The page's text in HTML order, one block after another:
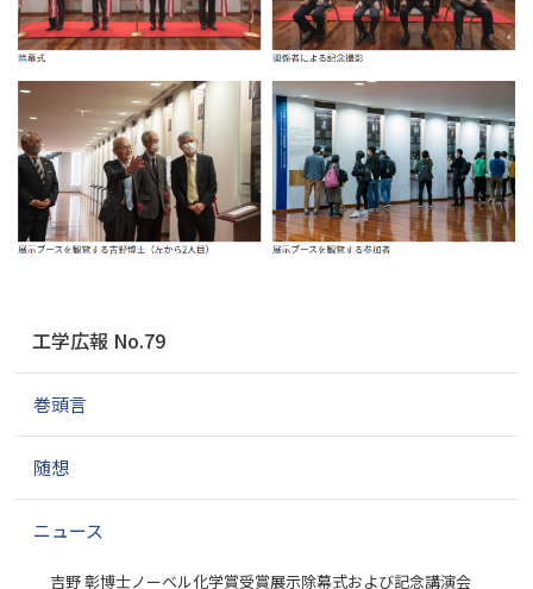
ゲ
シ
ン
工学広報 No.79
巻頭言
随想
ニュース
吉野 彰博士ノーベル化学賞受賞展示除幕式および記念講演会